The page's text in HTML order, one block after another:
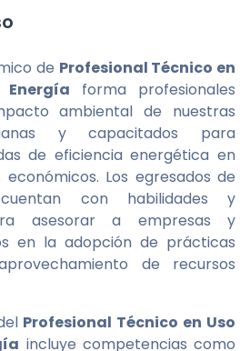
de Profesional Técnico en
forma profesionales
ambiental de nuestras
y capacitados para
de eficiencia energética en
Los egresados de
con habilidades y
asesorar a empresas y
en la adopción de prácticas
de recursos
Profesional Técnico en Uso
incluye competencias como